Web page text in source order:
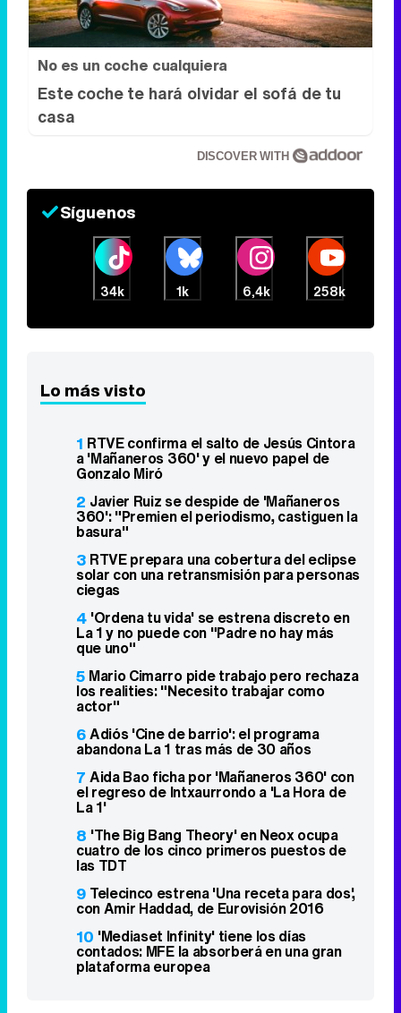
No es un coche cualquiera
Este coche te hará olvidar el sofá de tu
casa
DISCOVER WITH
Síguenos
34k 1k 6,4k 258k
Lo más visto
1 RTVE confirma el salto de Jesús Cintora
a 'Mañaneros 360' y el nuevo papel de
Gonzalo Miró
2 Javier Ruiz se despide de 'Mañaneros
360': "Premien el periodismo, castiguen la
basura"
3 RTVE prepara una cobertura del eclipse
solar con una retransmisión para personas
ciegas
4 'Ordena tu vida' se estrena discreto en
La 1 y no puede con "Padre no hay más
que uno"
5 Mario Cimarro pide trabajo pero rechaza
los realities: "Necesito trabajar como
actor"
6Adiós 'Cine de barrio': el programa
abandona La 1 tras más de 30 años
7 Aida Bao ficha por 'Mañaneros 360' con
el regreso de Intxaurrondo a 'La Hora de
La 1'
8 'The Big Bang Theory' en Neox ocupa
cuatro de los cinco primeros puestos de
las TDT
9 Telecinco estrena 'Una receta para dos',
con Amir Haddad, de Eurovisión 2016
10 'Mediaset Infinity' tiene los días
contados: MFE la absorberá en una gran
plataforma europea